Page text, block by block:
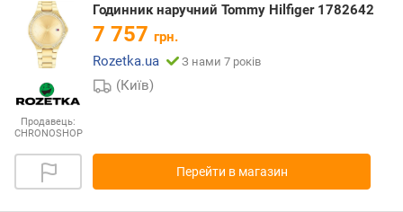
Продавець:
CHRONOSHOP
Годинник наручний Tommy Hilfiger 1782642
7 757 грн.
Rozetka.ua
З нами 7 років
(Київ)
Перейти в магазин